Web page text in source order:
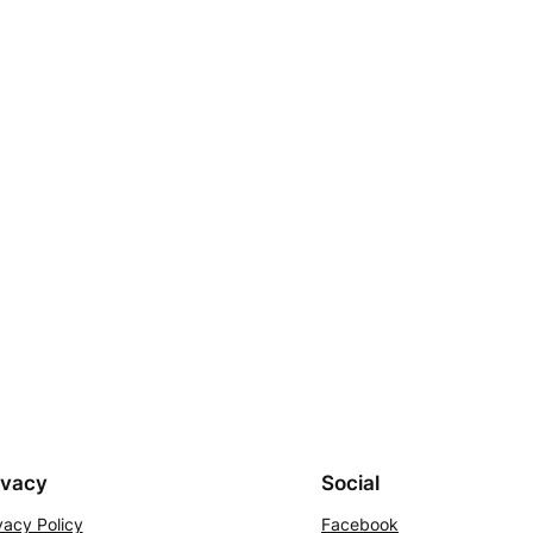
Policy
Social
Facebook